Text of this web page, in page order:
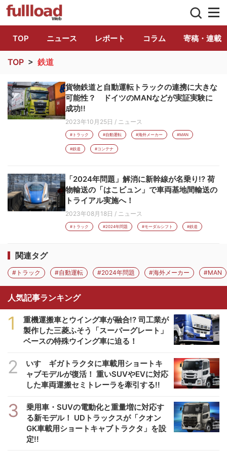
トラック総合情報誌「フルロード」公式
TOP ニュース レポート コラム 寄稿・連載
TOP > 鉄道
貨物鉄道と自動運転トラックの連携に大きな
可能性？ ドイツのMANなどが実証実験に
成功!!
2023年10月25日 / ニュース
#トラック #自動運転 #海外メーカー #MAN
#鉄道 #コンテナ
「2024年問題」解消に新幹線が名乗り!? 荷
物輸送の「はこビュン」で車両基地間輸送の
トライアル実施へ！
2023年08月18日 / ニュース
#トラック #2024年問題 #モーダルシフト #鉄道
関連タグ
#トラック #自動運転 #2024年問題 #海外メーカー #MAN
人気記事ランキング
1
重機運搬車とウイング車が融合!? 司工業が
製作した三菱ふそう「スーパーグレート」
ベースの特殊ウイング車に迫る！
2
いすゞギガトラクタに車載用ショートキ
ャブモデルが復活！ 重いSUVやEVに対応
した車両運搬セミトレーラを牽引する!!
3
乗用車・SUVの電動化と重量増に対応す
る新モデル！ UDトラックスが「クオン
GK車載用ショートキャブトラクタ」を設
定!!